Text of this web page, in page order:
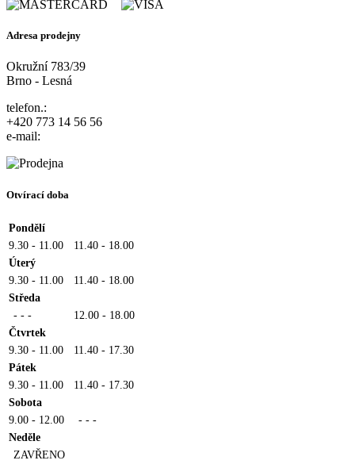
Adresa prodejny
Okružní 783/39
Brno - Lesná
telefon.:
+420 773 14 56 56
e-mail:
Otvírací doba
Pondělí
9.30 - 11.00
11.40 - 18.00
Úterý
9.30 - 11.00
11.40 - 18.00
Středa
- - -
12.00 - 18.00
Čtvrtek
9.30 - 11.00
11.40 - 17.30
Pátek
9.30 - 11.00
11.40 - 17.30
Sobota
9.00 - 12.00
- - -
Neděle
ZAVŘENO